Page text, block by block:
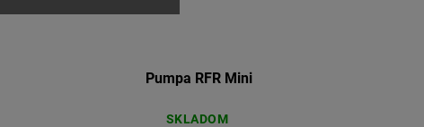
Pumpa RFR Mini
SKLADOM